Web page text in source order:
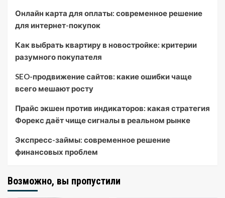
Онлайн карта для оплаты: современное решение
для интернет-покупок
Как выбрать квартиру в новостройке: критерии
разумного покупателя
SEO-продвижение сайтов: какие ошибки чаще
всего мешают росту
Прайс экшен против индикаторов: какая стратегия
Форекс даёт чище сигналы в реальном рынке
Экспресс-займы: современное решение
финансовых проблем
Возможно, вы пропустили